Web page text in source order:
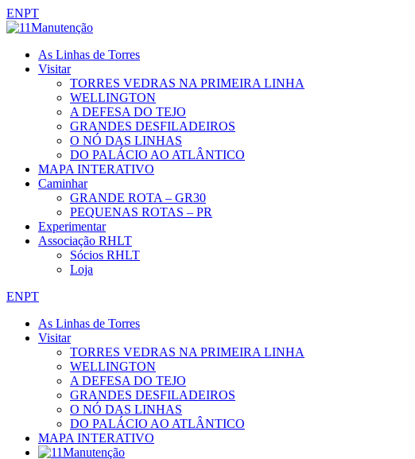
ENPT
As Linhas de Torres
Visitar
TORRES VEDRAS NA PRIMEIRA LINHA
WELLINGTON
A DEFESA DO TEJO
GRANDES DESFILADEIROS
O NÓ DAS LINHAS
DO PALÁCIO AO ATLÂNTICO
MAPA INTERATIVO
Caminhar
GRANDE ROTA – GR30
PEQUENAS ROTAS – PR
Experimentar
Associação RHLT
Sócios RHLT
Loja
ENPT
As Linhas de Torres
Visitar
TORRES VEDRAS NA PRIMEIRA LINHA
WELLINGTON
A DEFESA DO TEJO
GRANDES DESFILADEIROS
O NÓ DAS LINHAS
DO PALÁCIO AO ATLÂNTICO
MAPA INTERATIVO